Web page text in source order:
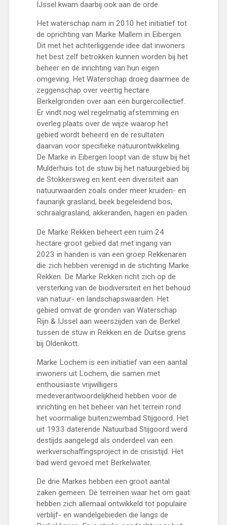
IJssel kwam daarbij ook aan de orde.
Het waterschap nam in 2010 het initiatief tot
de oprichting van Marke Mallem in Eibergen.
Dit met het achterliggende idee dat inwoners
het best zelf betrokken kunnen worden bij het
beheer en de inrichting van hun eigen
omgeving. Het Waterschap droeg daarmee de
zeggenschap over veertig hectare
Berkelgronden over aan een burgercollectief.
Er vindt nog wel regelmatig afstemming en
overleg plaats over de wijze waarop het
gebied wordt beheerd en de resultaten
daarvan voor specifieke natuurontwikkeling.
De Marke in Eibergen loopt van de stuw bij het
Mulderhuis tot de stuw bij het natuurgebied bij
de Stokkersweg en kent een diversiteit aan
natuurwaarden zoals onder meer kruiden- en
faunarijk grasland, beek begeleidend bos,
schraalgrasland, akkeranden, hagen en paden.
De Marke Rekken beheert een ruim 24
hectare groot gebied dat met ingang van
2023 in handen is van een groep Rekkenaren
die zich hebben verenigd in de stichting Marke
Rekken. De Marke Rekken richt zich op de
versterking van de biodiversiteit en het behoud
van natuur- en landschapswaarden. Het
gebied omvat de gronden van Waterschap
Rijn & IJssel aan weerszijden van de Berkel
tussen de stuw in Rekken en de Duitse grens
bij Oldenkott.
Marke Lochem is een initiatief van een aantal
inwoners uit Lochem, die samen met
enthousiaste vrijwilligers
medeverantwoordelijkheid hebben voor de
inrichting en het beheer van het terrein rond
het voormalige buitenzwembad Stijgoord. Het
uit 1933 daterende Natuurbad Stijgoord werd
destijds aangelegd als onderdeel van een
werkverschaffingsproject in de crisistijd. Het
bad werd gevoed met Berkelwater.
De drie Markes hebben een groot aantal
zaken gemeen. De terreinen waar het om gaat
hebben zich allemaal ontwikkeld tot populaire
verblijf- en wandelgebieden die langs de